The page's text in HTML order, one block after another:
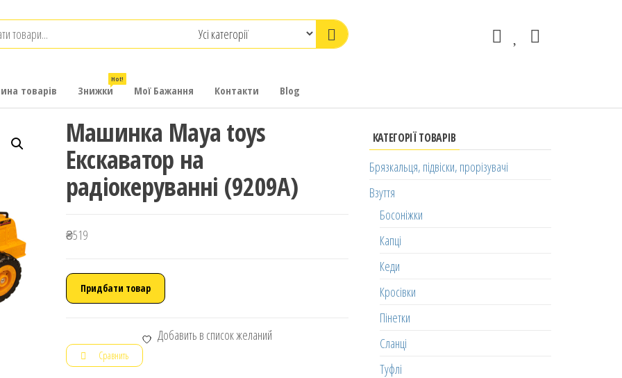
товарів Знижки
Hot!
Мої Бажання Контакти Blog
Машинка Maya toys
Екскаватор на
радіокеруванні (9209A)
₴519
Придбати товар
Добавить в список желаний
Сравнить
КАТЕГОРІЇ ТОВАРІВ
Брязкальця, підвіски, прорізувачі
Взуття
Босоніжки
Капці
Кеди
Кросівки
Пінетки
Сланці
Туфлі